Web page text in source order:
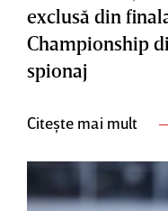
exclusă din
Championship
spionaj
Citește mai mult